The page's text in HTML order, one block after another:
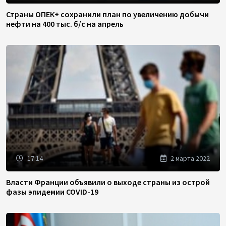
Страны ОПЕК+ сохранили план по увеличению добычи
нефти на 400 тыс. б/с на апрель
17:14 2 марта 2022
Власти Франции объявили о выходе страны из острой
фазы эпидемии COVID-19